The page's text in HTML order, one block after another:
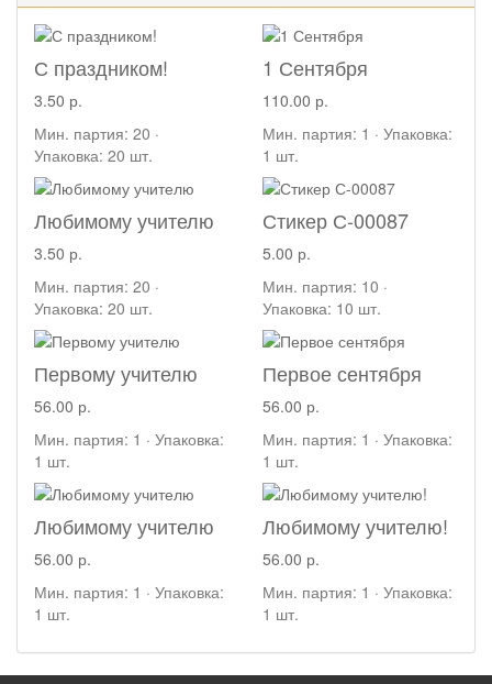
С праздником!
3.50 р.
Мин. партия: 20 ·
Упаковка: 20 шт.
1 Сентября
110.00 р.
Мин. партия: 1 · Упаковка:
1 шт.
Любимому учителю
3.50 р.
Мин. партия: 20 ·
Упаковка: 20 шт.
Стикер С-00087
5.00 р.
Мин. партия: 10 ·
Упаковка: 10 шт.
Первому учителю
56.00 р.
Мин. партия: 1 · Упаковка:
1 шт.
Первое сентября
56.00 р.
Мин. партия: 1 · Упаковка:
1 шт.
Любимому учителю
56.00 р.
Мин. партия: 1 · Упаковка:
1 шт.
Любимому учителю!
56.00 р.
Мин. партия: 1 · Упаковка:
1 шт.